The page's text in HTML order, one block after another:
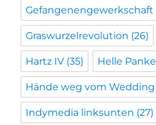
Gefangenengewerkschaft
Graswurzelrevolution (26)
Hartz IV (35) Helle Panke
Hände weg vom Wedding
Indymedia linksunten (27)